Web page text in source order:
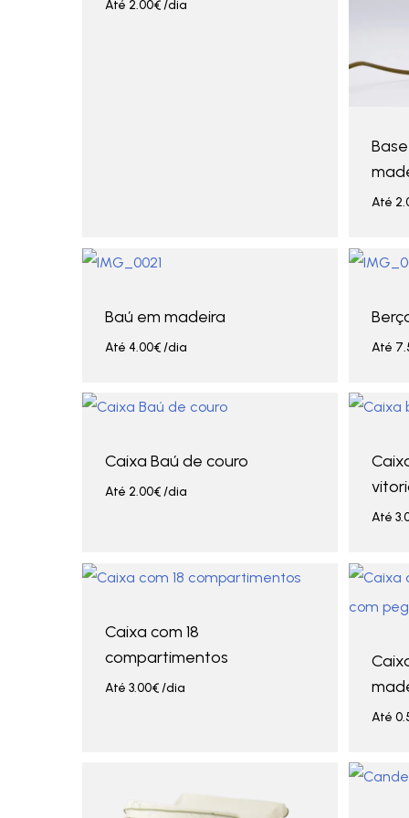
Até 2.00€/dia
Até
Baú em madeira
Até 4.00€/dia Até
Caixa Baú de couro
Até 2.00€/dia
Até
Caixa com 18
compartimentos
Até 3.00€/dia
Até